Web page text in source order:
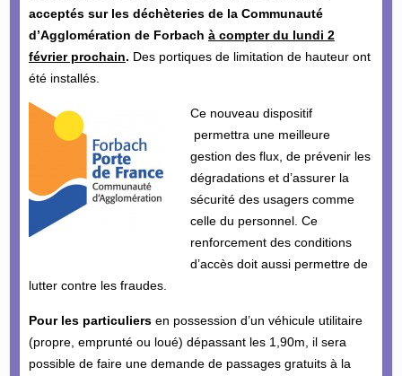
acceptés sur les déchèteries de la Communauté
d’Agglomération de Forbach à compter du lundi 2
février prochain. Des portiques de limitation de hauteur ont
été installés.
Ce nouveau dispositif
permettra une meilleure
gestion des flux, de prévenir les
dégradations et d’assurer la
sécurité des usagers comme
celle du personnel. Ce
renforcement des conditions
d’accès doit aussi permettre de
lutter contre les fraudes.
Pour les particuliersen possession d’un véhicule utilitaire
(propre, emprunté ou loué) dépassant les 1,90m, il sera
possible de faire une demande de passages gratuits à la